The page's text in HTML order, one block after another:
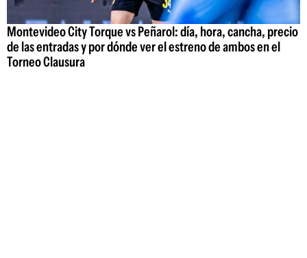
Montevideo City Torque vs Peñarol: día, hora, cancha, precio
de las entradas y por dónde ver el estreno de ambos en el
Torneo Clausura